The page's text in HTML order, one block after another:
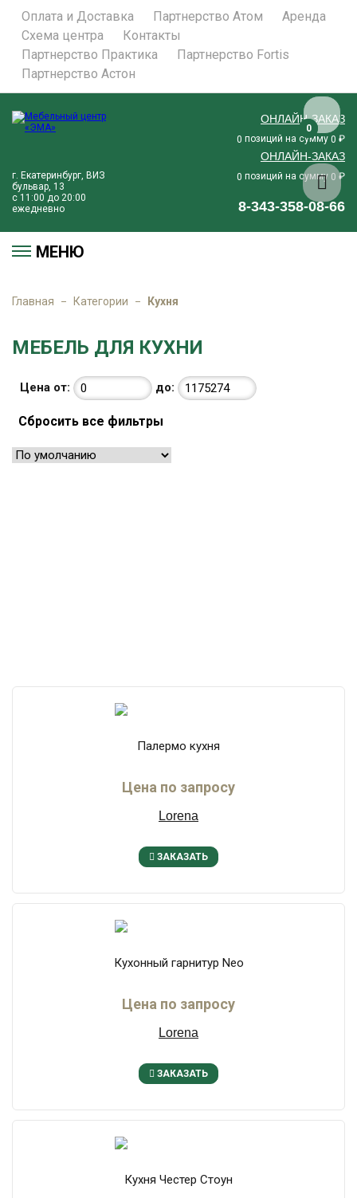
Оплата и Доставка Партнерство Атом
Аренда
Схема центра
Контакты
Партнерство Практика
Партнерство Fortis
Партнерство Астон
г. Екатеринбург, ВИЗ
бульвар, 13
с 11:00 до 20:00
ежедневно
ОНЛАЙН-ЗАКАЗ
0 позиций на сумму 0 ₽
ОНЛАЙН-ЗАКАЗ
0 позиций на сумму 0 ₽
8-343-358-08-66
МЕНЮ
Главная Категории Кухня
МЕБЕЛЬ ДЛЯ КУХНИ
Цена от: до:
Сбросить все фильтры
Палермо кухня
Цена по запросу
Lorena
ЗАКАЗАТЬ
Кухонный гарнитур Neo
Цена по запросу
Lorena
ЗАКАЗАТЬ
Кухня Честер Стоун
0
0